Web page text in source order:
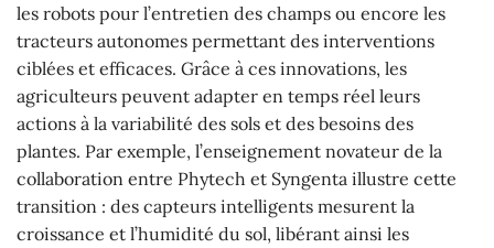
les robots pour l’entretien des champs ou encore les
tracteurs autonomes permettant des interventions
ciblées et efficaces. Grâce à ces innovations, les
agriculteurs peuvent adapter en temps réel leurs
actions à la variabilité des sols et des besoins des
plantes. Par exemple, l’enseignement novateur de la
collaboration entre Phytech et Syngenta illustre cette
transition : des capteurs intelligents mesurent la
croissance et l’humidité du sol, libérant ainsi les